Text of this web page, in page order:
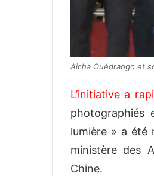
Aicha Ouédraogo et
L’initiative a
photographiés
lumière » a été
ministère des
Chine.